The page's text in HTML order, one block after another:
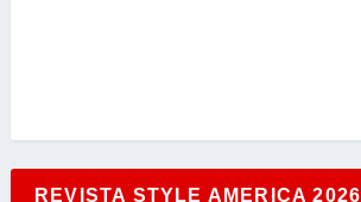
REVISTA STYLE AMERICA 2026